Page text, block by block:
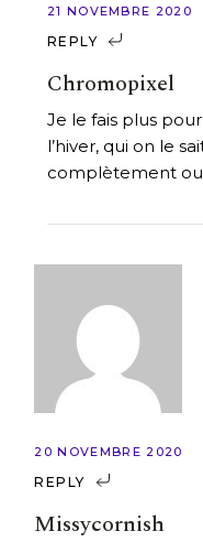
21 NOVEMBRE 2020
REPLY
Chromopixel
Je le fais plus
l’hiver, qui on le
complètement
20 NOVEMBRE 2020
REPLY
Missycornish